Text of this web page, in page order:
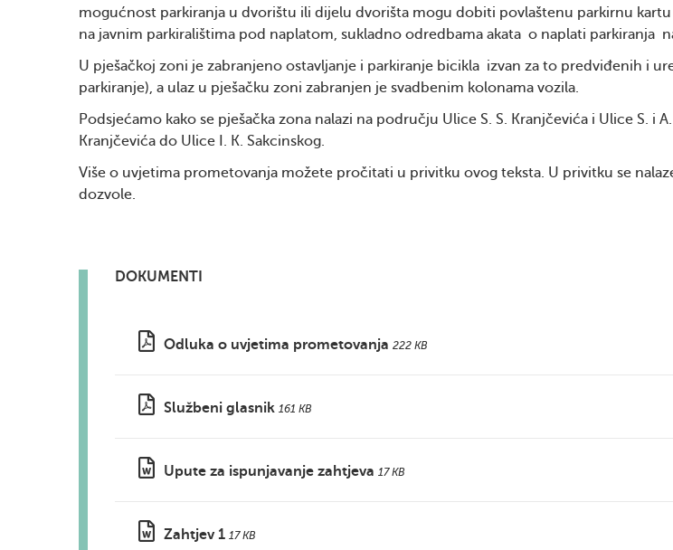
mogućnost parkiranja u dvorištu ili dijelu dvorišta mogu dobiti povlaštenu parkirnu
na javnim parkiralištima pod naplatom, sukladno odredbama akata o naplati parkiranja
U pješačkoj zoni je zabranjeno ostavljanje i parkiranje bicikla izvan za to predviđenih i
parkiranje), a ulaz u pješačku zoni zabranjen je svadbenim kolonama vozila.
Podsjećamo kako se pješačka zona nalazi na području Ulice S. S. Kranjčevića i Ulice S. i
Kranjčevića do Ulice I. K. Sakcinskog.
Više o uvjetima prometovanja možete pročitati u privitku ovog teksta. U privitku se
dozvole.
DOKUMENTI
Odluka o uvjetima prometovanja 222 KB
Službeni glasnik 161 KB
Upute za ispunjavanje zahtjeva 17 KB
Zahtjev 1 17 KB